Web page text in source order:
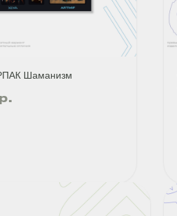
Шаманизм
р.